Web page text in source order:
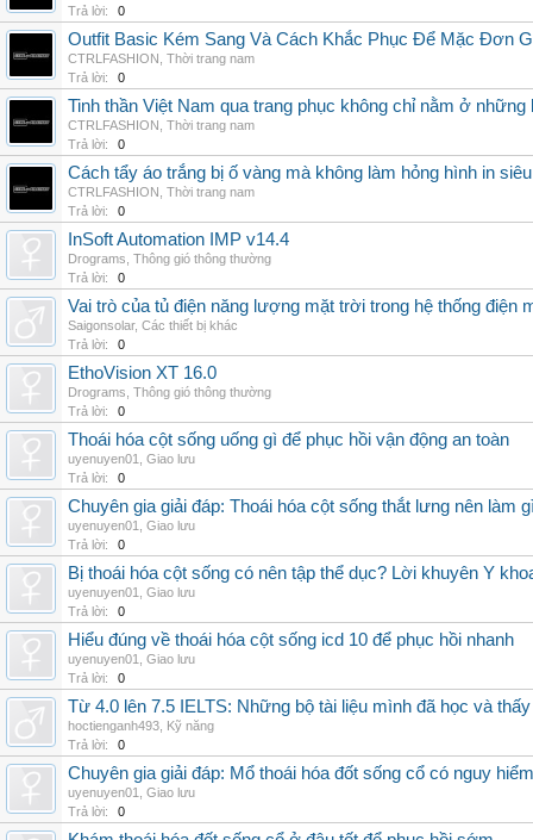
Trả lời:
0
Outfit Basic Kém Sang Và Cách Khắc Phục Để Mặc Đơn
CTRLFASHION Thời trang nam
Trả lời:
0
Tinh thần Việt Nam qua trang phục không chỉ nằm ở
CTRLFASHION Thời trang nam
Trả lời:
0
Cách tẩy áo trắng bị ố vàng mà không làm hỏng hình in
CTRLFASHION Thời trang nam
Trả lời:
0
InSoft Automation IMP v14.4
Drograms Thông gió thông thường
Trả lời:
0
Vai trò của tủ điện năng lượng mặt trời trong hệ thống điện
Saigonsolar, Các thiết bị khác
Trả lời:
0
EthoVision XT 16.0
Drograms Thông gió thông thường
Trả lời:
0
Thoái hóa cột sống uống gì để phục hồi vận động an toàn
uyenuyen01
Giao lưu
Trả lời:
0
Chuyên gia giải đáp: Thoái hóa cột sống thắt lưng nên làm
uyenuyen01
Giao lưu
Trả lời:
0
Bị thoái hóa cột sống có nên tập thể dục? Lời khuyên Y
uyenuyen01
Giao lưu
Trả lời:
0
Hiểu đúng về thoái hóa cột sống icd 10 để phục hồi nhanh
uyenuyen01
Giao lưu
Trả lời:
0
Từ 4.0 lên 7.5 IELTS: Những bộ tài liệu mình đã học và
hoctienganh493 Kỹ năng
Trả lời:
0
Chuyên gia giải đáp: Mổ thoái hóa đốt sống cổ có nguy
uyenuyen01
Giao lưu
Trả lời:
0